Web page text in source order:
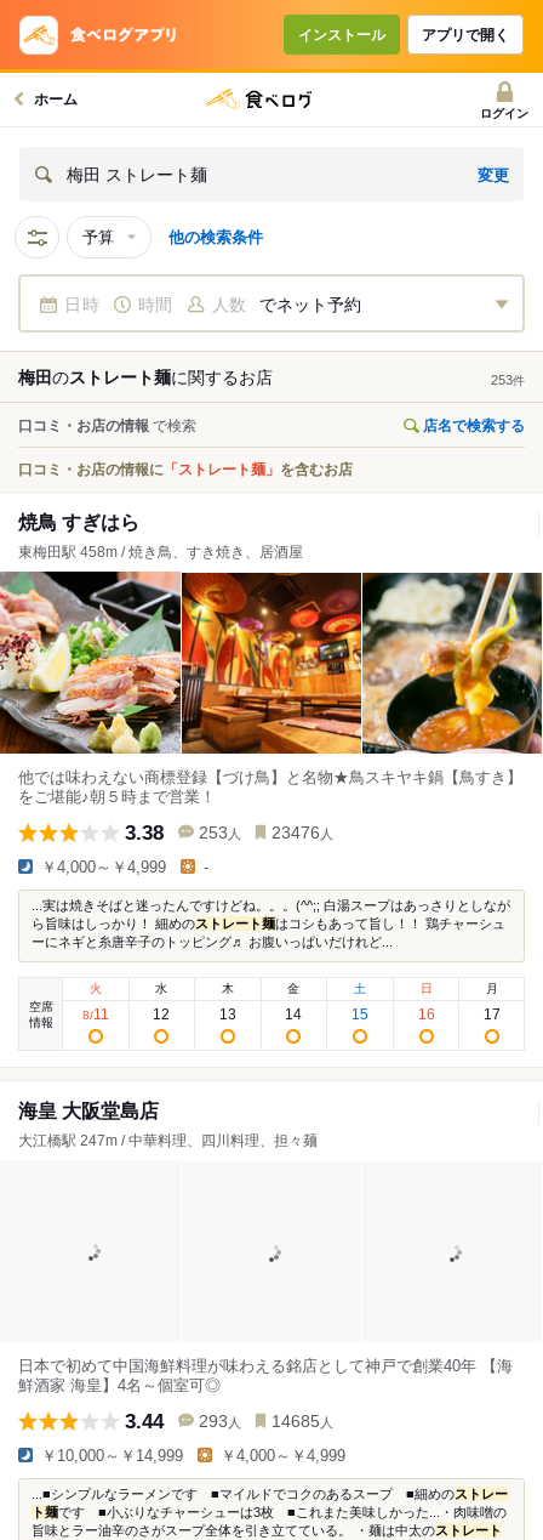
インストール アプリで開く
ホーム
ログイン
梅田 ストレート麺 変更
予算 他の検索条件
日時 時間 人数 でネット予約
梅田のストレート麺に関するお店 253件
口コミ・お店の情報 で検索 店名で検索する
口コミ・お店の情報に 「ストレート麺」 を含むお店
焼鳥 すぎはら
東梅田駅 458m / 焼き鳥、すき焼き、居酒屋
他では味わえない商標登録【づけ鳥】と名物★鳥スキヤキ鍋【鳥すき】
をご堪能♪朝５時まで営業！
3.38 253 人 23476 人
￥4,000～￥4,999 -
...実は焼きそばと迷ったんですけどね。。。(^^;; 白湯スープはあっさりとしなが
ら旨味はしっかり！ 細めのストレート麺はコシもあって旨し！！ 鶏チャーシュ
ーにネギと糸唐辛子のトッピング♬ お腹いっぱいだけれど...
空席
情報
火
8/11
水
12
木
13
金
14
土
15
日
16
月
17
海皇 大阪堂島店
大江橋駅 247m / 中華料理、四川料理、担々麺
日本で初めて中国海鮮料理が味わえる銘店として神戸で創業40年 【海
鮮酒家 海皇】4名～個室可◎
3.44 293 人 14685 人
￥10,000～￥14,999 ￥4,000～￥4,999
...■シンプルなラーメンです ■マイルドでコクのあるスープ ■細めのストレー
ト麺です ■小ぶりなチャーシューは3枚 ■これまた美味しかった...・肉味噌の
旨味とラー油辛のさがスープ全体を引き立てている。 ・麺は中太のストレート